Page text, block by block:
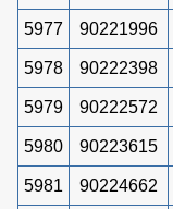
5977 90221996
5978 90222398
5979 90222572
5980 90223615
5981 90224662